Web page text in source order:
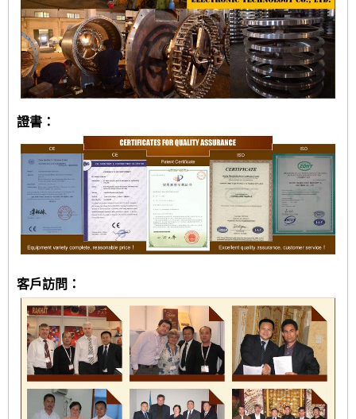
證書：
客戶訪問：